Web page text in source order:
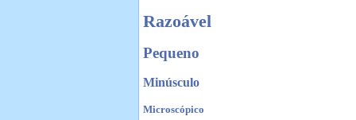
Razoável
Pequeno
Minúsculo
Microscópico